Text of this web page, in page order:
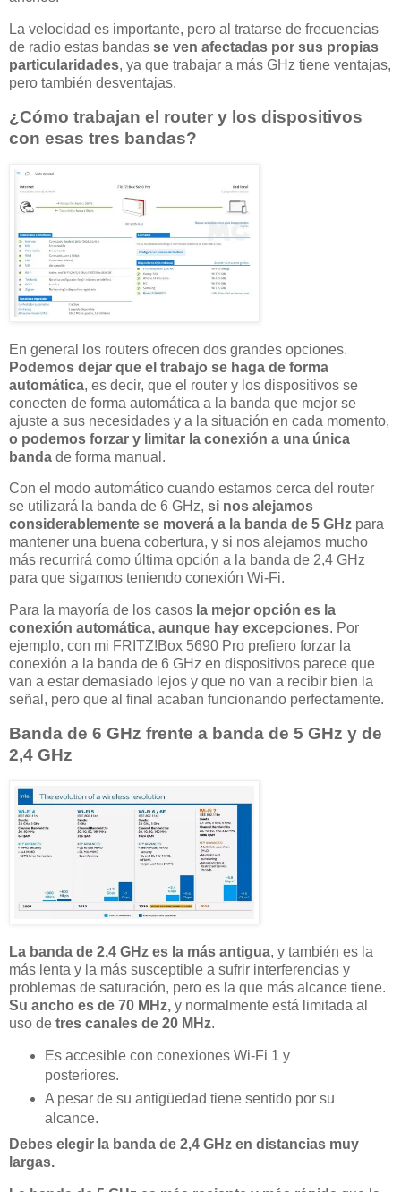
La velocidad es importante, pero al tratarse de frecuencias
de radio estas bandas se ven afectadas por sus propias
particularidades, ya que trabajar a más GHz tiene ventajas,
pero también desventajas.
¿Cómo trabajan el router y los dispositivos
con esas tres bandas?
En general los routers ofrecen dos grandes opciones.
Podemos dejar que el trabajo se haga de forma
automática, es decir, que el router y los dispositivos se
conecten de forma automática a la banda que mejor se
ajuste a sus necesidades y a la situación en cada momento,
o podemos forzar y limitar la conexión a una única
banda de forma manual.
Con el modo automático cuando estamos cerca del router
se utilizará la banda de 6 GHz, si nos alejamos
considerablemente se moverá a la banda de 5 GHz para
mantener una buena cobertura, y si nos alejamos mucho
más recurrirá como última opción a la banda de 2,4 GHz
para que sigamos teniendo conexión Wi-Fi.
Para la mayoría de los casos la mejor opción es la
conexión automática, aunque hay excepciones. Por
ejemplo, con mi FRITZ!Box 5690 Pro prefiero forzar la
conexión a la banda de 6 GHz en dispositivos parece que
van a estar demasiado lejos y que no van a recibir bien la
señal, pero que al final acaban funcionando perfectamente.
Banda de 6 GHz frente a banda de 5 GHz y de
2,4 GHz
La banda de 2,4 GHz es la más antigua, y también es la
más lenta y la más susceptible a sufrir interferencias y
problemas de saturación, pero es la que más alcance tiene.
Su ancho es de 70 MHz, y normalmente está limitada al
uso de tres canales de 20 MHz.
Es accesible con conexiones Wi-Fi 1 y
posteriores.
A pesar de su antigüedad tiene sentido por su
alcance.
Debes elegir la banda de 2,4 GHz en distancias muy
largas.